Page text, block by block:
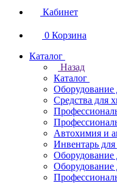
Кабинет
0 Корзина
Каталог
Назад
Каталог
Оборудование
Средства для
Автохимия и
Инвентарь
Оборудование
Оборудование